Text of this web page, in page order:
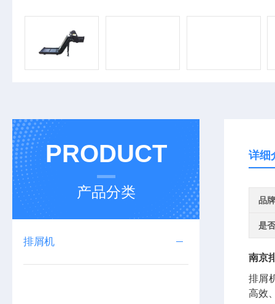
PRODUCT
产品分类
排屑机
详细
品牌
是
南京
排屑
高效